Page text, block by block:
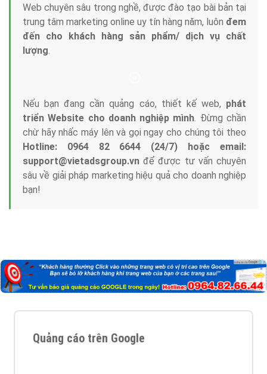
Web chuyên sâu trong nghề, được đào tạo bài bản tại
trung tâm marketing online uy tín hàng năm, luôn đem
đến cho khách hàng sản phẩm/ dịch vụ chất
lượng.
triển Website cho doanh nghiệp mình. Đừng chần
chừ hãy nhấc máy lên và gọi ngay cho chúng tôi theo
Hotline: 0964 82 6644 (24/7) hoặc email:
bạn!